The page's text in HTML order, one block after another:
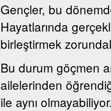
Gençler, bu
Hayatlarında
birleştirmek
Bu durum göçmen
ailelerinden
ile aynı